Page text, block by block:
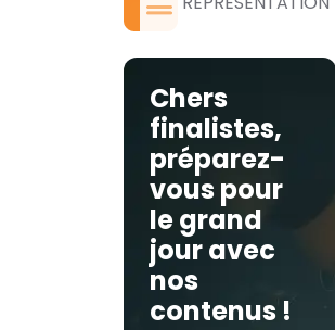
Chers
finalistes,
préparez-
vous pour
le grand
jour avec
nos
contenus !